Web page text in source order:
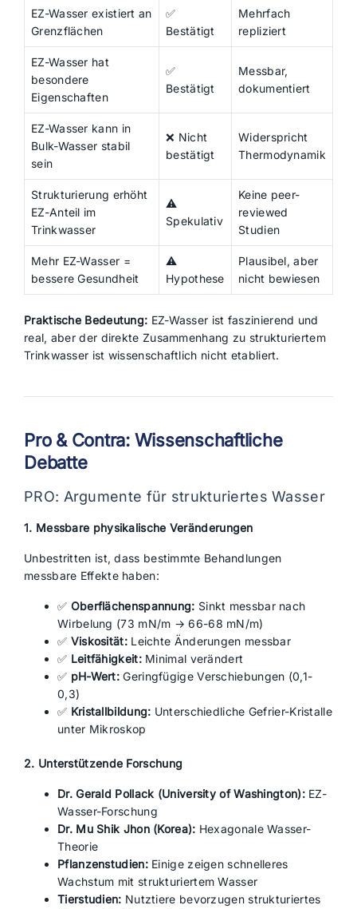
EZ-Wasser existiert an
Grenzflächen
✅
Bestätigt
Mehrfach
repliziert
EZ-Wasser hat
besondere
Eigenschaften
✅
Bestätigt
Messbar,
dokumentiert
EZ-Wasser kann in
Bulk-Wasser stabil
sein
❌ Nicht
bestätigt
Widerspricht
Thermodynamik
Strukturierung erhöht
EZ-Anteil im
Trinkwasser
⚠️
Spekulativ
Keine peer-
reviewed
Studien
Mehr EZ-Wasser =
bessere Gesundheit
⚠️
Hypothese
Plausibel, aber
nicht bewiesen
Praktische Bedeutung: EZ-Wasser ist faszinierend und
real, aber der direkte Zusammenhang zu strukturiertem
Trinkwasser ist wissenschaftlich nicht etabliert.
Pro & Contra: Wissenschaftliche
Debatte
PRO: Argumente für strukturiertes Wasser
1. Messbare physikalische Veränderungen
Unbestritten ist, dass bestimmte Behandlungen
messbare Effekte haben:
✅ Oberflächenspannung: Sinkt messbar nach
Wirbelung (73 mN/m → 66-68 mN/m)
✅ Viskosität:Leichte Änderungen messbar
✅ Leitfähigkeit:Minimal verändert
✅ pH-Wert: Geringfügige Verschiebungen (0,1-
0,3)
✅ Kristallbildung: Unterschiedliche Gefrier-Kristalle
unter Mikroskop
2. Unterstützende Forschung
Dr. Gerald Pollack (University of Washington):EZ-
Wasser-Forschung
Dr. Mu Shik Jhon (Korea): Hexagonale Wasser-
Theorie
Pflanzenstudien:Einige zeigen schnelleres
Wachstum mit strukturiertem Wasser
Tierstudien: Nutztiere bevorzugen strukturiertes